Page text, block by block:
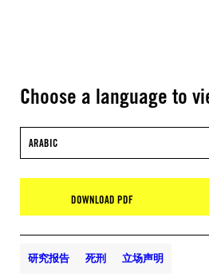
Choose a language to
ARABIC
DOWNLOAD PDF
研究报告 死刑 立场声明